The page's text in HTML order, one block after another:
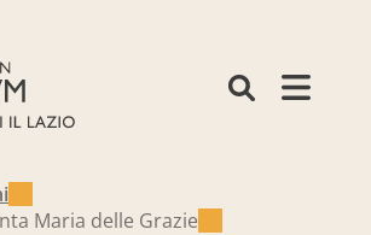
Maria delle Grazie